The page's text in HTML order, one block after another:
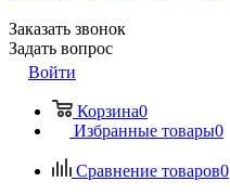
Заказать звонок
Задать вопрос
Войти
Корзина0
Избранные товары0
Сравнение товаров0